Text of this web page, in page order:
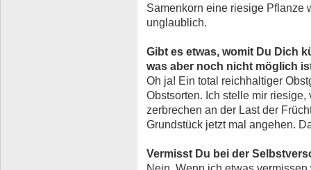
Samenkorn eine riesige Pflanze
unglaublich.
Gibt es etwas, womit Du Dich
was aber noch nicht möglich
Oh ja! Ein total reichhaltiger
Obstsorten. Ich stelle mir
zerbrechen an der Last der
Grundstück jetzt mal angehen.
Vermisst Du bei der